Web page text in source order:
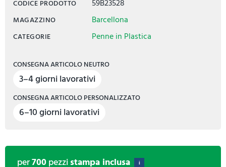
CODICE PRODOTTO 59B23528
MAGAZZINO Barcellona
CATEGORIE Penne in Plastica
CONSEGNA ARTICOLO NEUTRO
3–4 giorni lavorativi
CONSEGNA ARTICOLO PERSONALIZZATO
6–10 giorni lavorativi
per700pezzistampa inclusa i